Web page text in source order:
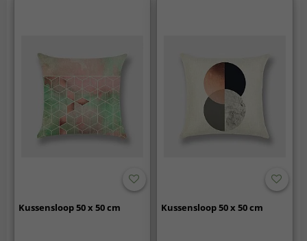
Kussensloop 50 x 50 cm Kussensloop 50 x 50 cm